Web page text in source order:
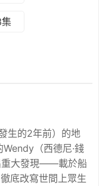
生的2年前）的地
（西德尼·錢
重大發現——載於船
底改寫世間上眾生